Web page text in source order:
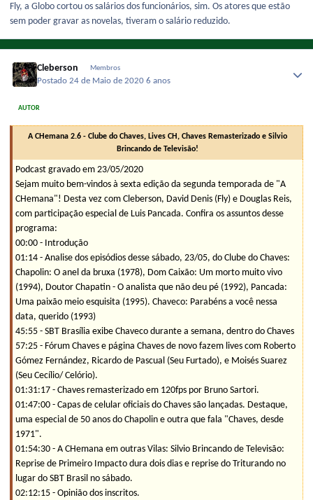
Fly, a Globo cortou os salários dos funcionários, sim. Os atores que estão
sem poder gravar as novelas, tiveram o salário reduzido.
Cleberson Membros
Postado24 de Maio de 20206 anos
AUTOR
A CHemana 2.6 - Clube do Chaves, Lives CH, Chaves Remasterizado e Silvio
Brincando de Televisão!
Podcast gravado em 23/05/2020
Sejam muito bem-vindos à sexta edição da segunda temporada de "A
CHemana"! Desta vez com Cleberson, David Denis (Fly) e Douglas Reis,
com participação especial de Luis Pancada. Confira os assuntos desse
programa:
00:00 - Introdução
01:14 - Analise dos episódios desse sábado, 23/05, do Clube do Chaves:
Chapolin: O anel da bruxa (1978), Dom Caixão: Um morto muito vivo
(1994), Doutor Chapatin - O analista que não deu pé (1992), Pancada:
Uma paixão meio esquisita (1995). Chaveco: Parabéns a você nessa
data, querido (1993)
45:55 - SBT Brasília exibe Chaveco durante a semana, dentro do Chaves
57:25 - Fórum Chaves e página Chaves de novo fazem lives com Roberto
Gómez Fernández, Ricardo de Pascual (Seu Furtado), e Moisés Suarez
(Seu Cecílio/ Celório).
01:31:17 - Chaves remasterizado em 120fps por Bruno Sartori.
01:47:00 - Capas de celular oficiais do Chaves são lançadas. Destaque,
uma especial de 50 anos do Chapolin e outra que fala "Chaves, desde
1971".
01:54:30 - A CHemana em outras Vilas: Silvio Brincando de Televisão:
Reprise de Primeiro Impacto dura dois dias e reprise do Triturando no
lugar do SBT Brasil no sábado.
02:12:15 - Opinião dos inscritos.